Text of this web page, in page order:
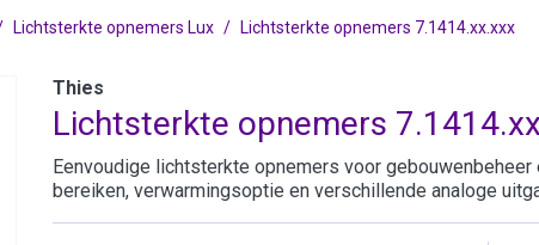
Lichtsterkte opnemers Lux Lichtsterkte opnemers 7.1414.xx.xxx
Thies
Lichtsterkte opnemers
Eenvoudige lichtsterkte opnemers voor
bereiken, verwarmingsoptie en verschillende analoge